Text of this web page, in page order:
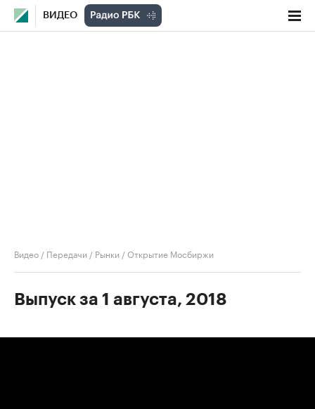
ВИДЕО
Видео / Передачи / Рынки /Открытие Мосбиржи
Выпуск за 1 августа, 2018